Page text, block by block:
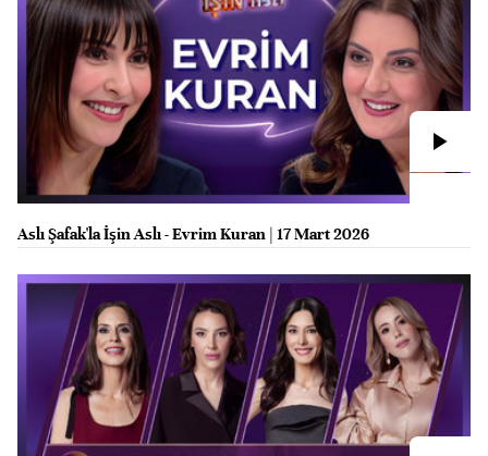
Aslı Şafak'la İşin Aslı - Evrim Kuran | 17 Mart 2026